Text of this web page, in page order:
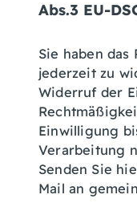
Abs.3 EU-
Sie haben
jederzeit zu
Widerruf der
Einwilligung
Verarbeitung
Senden Sie
Mail an